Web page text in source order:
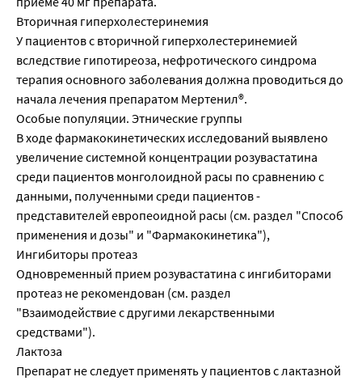
Вторичная гиперхолестеринемия
У пациентов с вторичной гиперхолестеринемией
вследствие гипотиреоза, нефротического синдрома
терапия основного заболевания должна проводиться до
начала лечения препаратом Мертенил®.
Особые популяции. Этнические группы
В ходе фармакокинетических исследований выявлено
увеличение системной концентрации розувастатина
среди пациентов монголоидной расы по сравнению с
данными, полученными среди пациентов -
представителей европеоидной расы (см. раздел "Способ
применения и дозы" и "Фармакокинетика"),
Ингибиторы протеаз
Одновременный прием розувастатина с ингибиторами
протеаз не рекомендован (см. раздел
"Взаимодействие с другими лекарственными
средствами").
Лактоза
Препарат не следует применять у пациентов с лактазной